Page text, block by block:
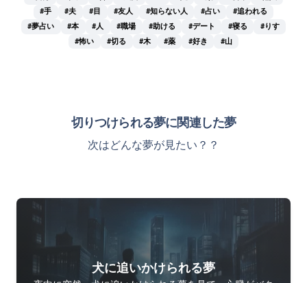
#手
#夫 #目 #友人 #知らない人 #占い
#追われる
#夢占い
#本 #人 #職場 #助ける #デート #寝る
#りす
#怖い
#切る #木 #薬 #好き #山
切りつけられる夢に関連した夢
次はどんな夢が見たい？？
犬に追いかけられる夢